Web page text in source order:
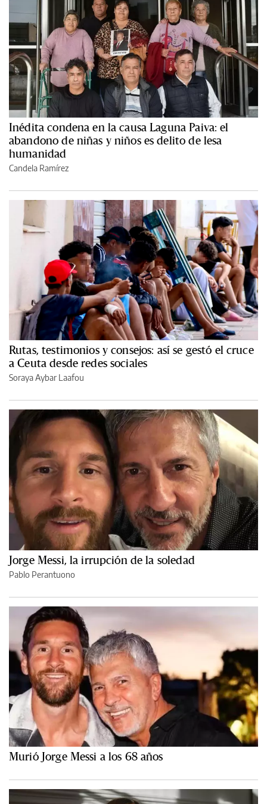
Inédita condena en la causa Laguna Paiva: el
abandono de niñas y niños es delito de lesa
humanidad
Candela Ramírez
Rutas, testimonios y consejos: así se gestó el cruce
a Ceuta desde redes sociales
Soraya Aybar Laafou
Jorge Messi, la irrupción de la soledad
Pablo Perantuono
Murió Jorge Messi a los 68 años